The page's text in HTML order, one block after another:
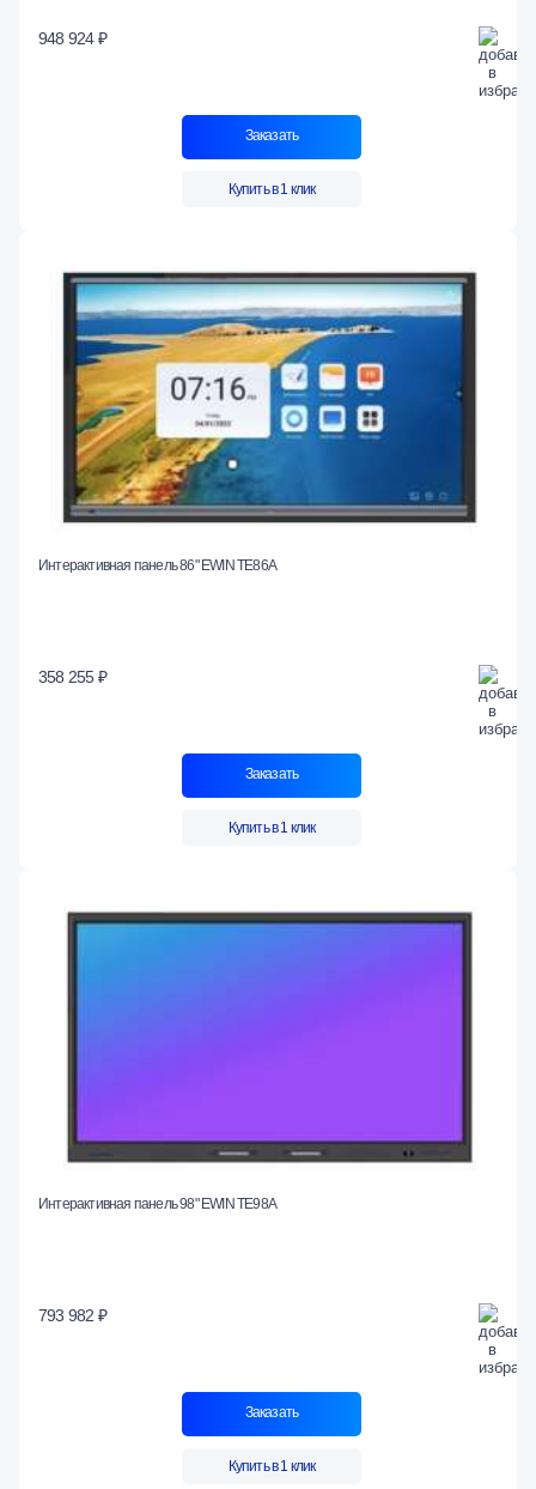
948 924 ₽
Заказать
Купить в 1 клик
Интерактивная панель 86" EWIN TE86A
358 255 ₽
Заказать
Купить в 1 клик
Интерактивная панель 98" EWIN TE98A
793 982 ₽
Заказать
Купить в 1 клик